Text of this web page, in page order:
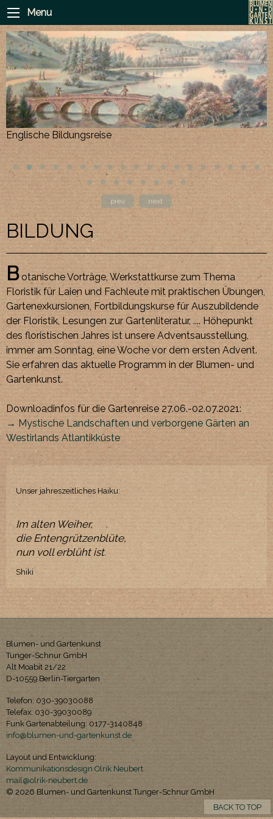
Menu
Englische Bildungsreise
prev next
BILDUNG
Botanische Vorträge, Werkstattkurse zum Thema
Floristik für Laien und Fachleute mit praktischen Übungen,
Gartenexkursionen, Fortbildungskurse für Auszubildende
der Floristik, Lesungen zur Gartenliteratur, .... Höhepunkt
des floristischen Jahres ist unsere Adventsausstellung,
immer am Sonntag, eine Woche vor dem ersten Advent.
Sie erfahren das aktuelle Programm in der Blumen- und
Gartenkunst.
Downloadinfos für die Gartenreise 27.06.-02.07.2021:
→ Mystische Landschaften und verborgene Gärten an
Westirlands Atlantikküste
Unser jahreszeitliches Haiku:
Im alten Weiher,
die Entengrützenblüte,
nun voll erblüht ist.
Shiki
Blumen- und Gartenkunst
Tunger-Schnur GmbH
Alt Moabit 21/22
D-10559 Berlin-Tiergarten
Telefon: 030-39030088
Telefax: 030-39030089
Funk Gartenabteilung: 0177-3140848
info@blumen-und-gartenkunst.de
Layout und Entwicklung:
Kommunikationsdesign Olrik Neubert
mail@olrik-neubert.de
© 2026 Blumen- und Gartenkunst Tunger-Schnur GmbH
BACK TO TOP